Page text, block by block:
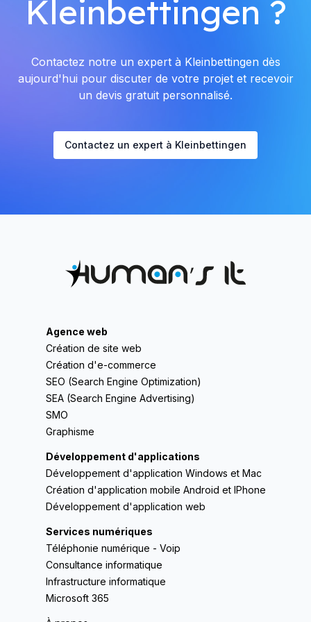
Kleinbettingen ?
Contactez notre un expert à Kleinbettingen dès
aujourd'hui pour discuter de votre projet et recevoir
un devis gratuit personnalisé.
Contactez un expert à Kleinbettingen
Agence web
Création de site web
Création d'e-commerce
SEO (Search Engine Optimization)
SEA (Search Engine Advertising)
SMO
Graphisme
Développement d'applications
Développement d'application Windows et Mac
Création d'application mobile Android et IPhone
Développement d'application web
Services numériques
Téléphonie numérique - Voip
Consultance informatique
Infrastructure informatique
Microsoft 365